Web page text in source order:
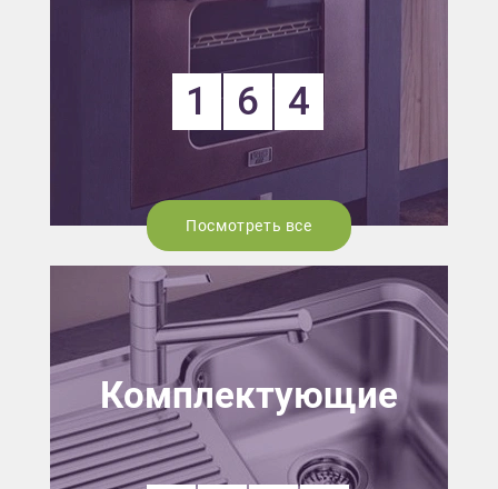
1 6 4
Посмотреть все
Комплектующие